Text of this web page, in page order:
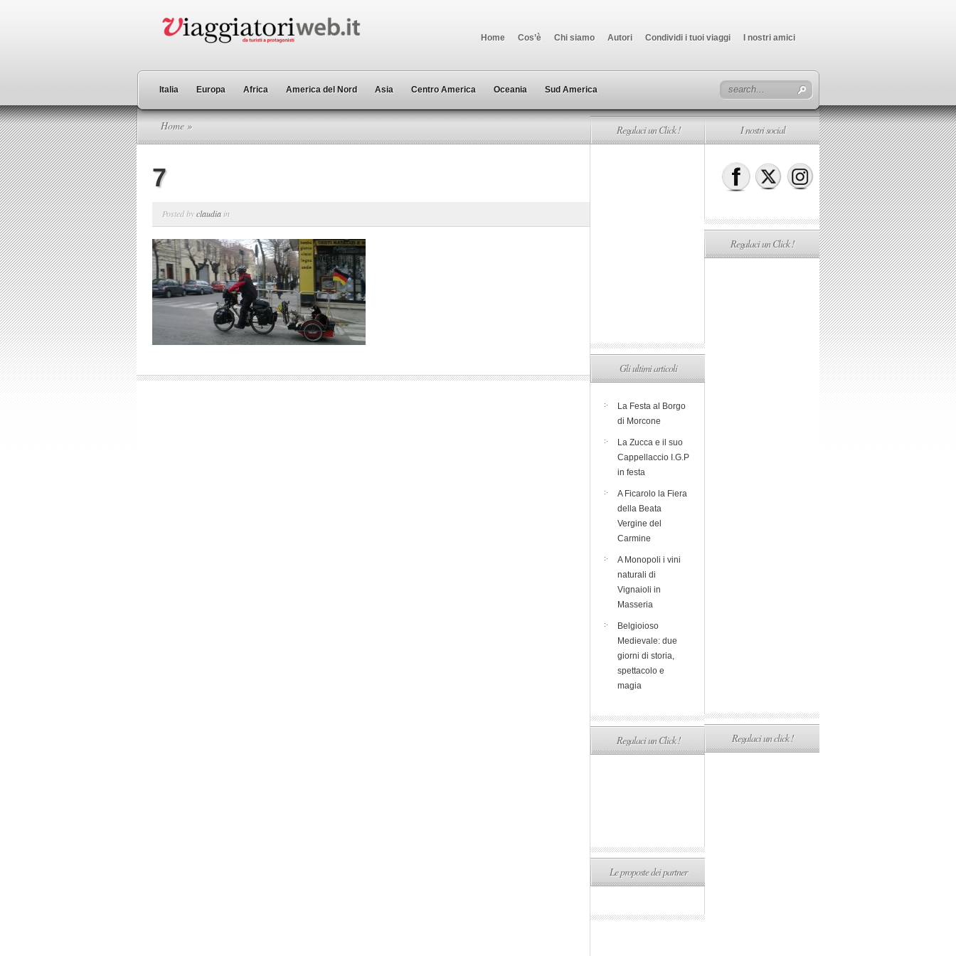
Home Cos’è Chi siamo Autori Condividi i tuoi viaggi I nostri amici
Italia Europa Africa America del Nord Asia Centro America Oceania Sud America
Home »
7
Posted byclaudia in
Regalaci un Click !
Gli ultimi articoli
La Festa al Borgo
di Morcone
La Zucca e il suo
Cappellaccio I.G.P
in festa
A Ficarolo la Fiera
della Beata
Vergine del
Carmine
A Monopoli i vini
naturali di
Vignaioli in
Masseria
Belgioioso
Medievale: due
giorni di storia,
spettacolo e
magia
Regalaci un Click !
Le proposte dei partner
I nostri social
Regalaci un Click !
Regalaci un click !